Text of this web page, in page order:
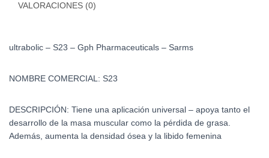
VALORACIONES (0)
ultrabolic – S23 – Gph Pharmaceuticals – Sarms
NOMBRE COMERCIAL: S23
DESCRIPCIÓN: Tiene una aplicación universal – apoya tanto el
desarrollo de la masa muscular como la pérdida de grasa.
Además, aumenta la densidad ósea y la libido femenina